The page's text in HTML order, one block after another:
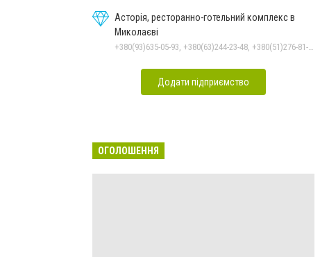
Асторія, ресторанно-готельний комплекс в
Миколаєві
Додати підприємство
ОГОЛОШЕННЯ